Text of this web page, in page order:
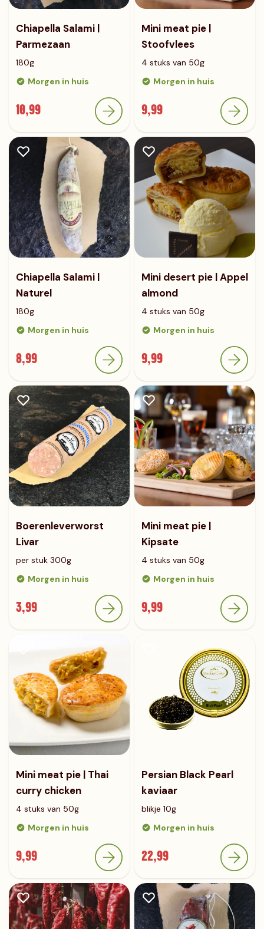
Chiapella Salami |
Parmezaan
180g
Morgen in huis
10,99
Mini meat pie |
Stoofvlees
4 stuks van 50g
Morgen in huis
9,99
Chiapella Salami |
Naturel
180g
Morgen in huis
8,99
Mini desert pie | Appel
almond
4 stuks van 50g
Morgen in huis
9,99
Boerenleverworst
Livar
per stuk 300g
Morgen in huis
3,99
Mini meat pie |
Kipsate
4 stuks van 50g
Morgen in huis
9,99
Mini meat pie | Thai
curry chicken
4 stuks van 50g
Morgen in huis
9,99
Persian Black Pearl
kaviaar
blikje 10g
Morgen in huis
22,99